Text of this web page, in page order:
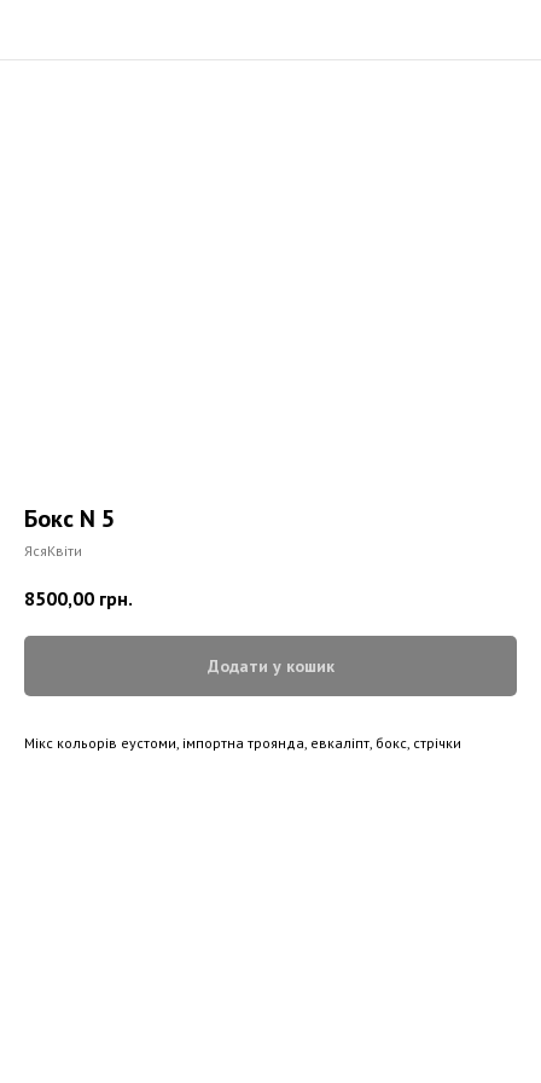
Бокс N 5
ЯсяКвіти
8500,00 грн.
Додати у кошик
Мікс кольорів еустоми, імпортна троянда, евкаліпт, бокс, стрічки